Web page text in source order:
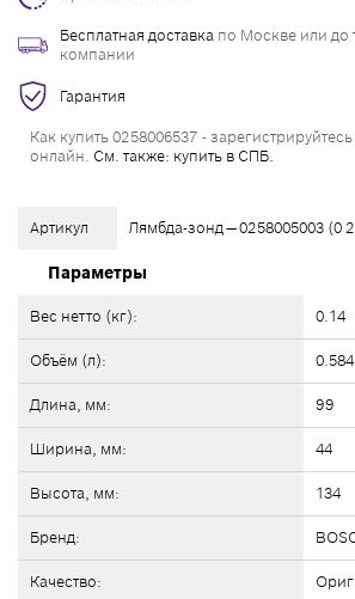
Артикул Лямбда-зонд — 0258005003 (0
Параметры
Вес нетто (кг): 0.14
Объём (л): 0.584
Длина, мм: 99
Ширина, мм: 44
Высота, мм: 134
Бренд:
Качество:
Бесплатная доставка по Москве или до
компании
Гарантия
Как купить 0258006537 -
онлайн. См. также: купить в СПБ.